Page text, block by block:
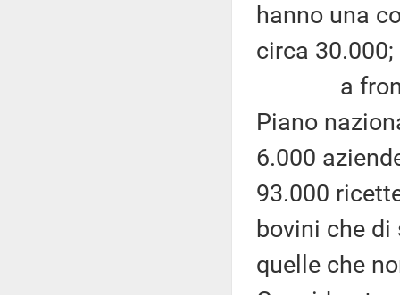
hanno una
circa 30.000;
a fronte
Piano
6.000
93.000
bovini che di
quelle che